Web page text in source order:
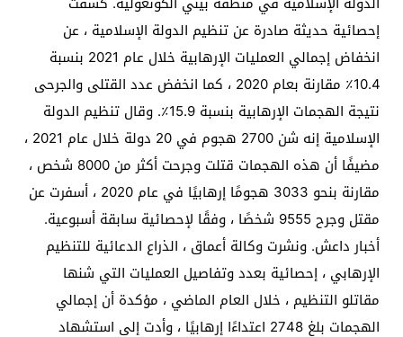
إحصائية حديثة صادرة عن تنظيم الدولة الإسلامية ، عن
انخفاض إجمالي العمليات الإرهابية خلال عام 2021 بنسبة
10.4٪ مقارنة بعام 2020 ، كما انخفض عدد القتلى والجرحى
نتيجة الهجمات الإرهابية بنسبة 15.9٪. وقال تنظيم الدولة
الإسلامية إنه شن 2700 هجوم في 20 دولة خلال عام 2021 ،
مضيفًا أن هذه الهجمات قتلت وجرحت أكثر من 8000 شخص ،
مقارنة بنحو 3033 هجومًا إرهابيًا في عام 2020 ، أسفرت عن
مقتل وجرح 9555 شخصًا ، وفقًا لإحصائية سابقة أسبوعية.
أخبار داعش. ونشرت وكالة أعماق ، الذراع الدعائية للتنظيم
الإرهابي ، إحصائية بعدد وتفاصيل العمليات التي شنها
مقاتلو التنظيم ، خلال العام الماضي ، مؤكدة أن إجمالي
الهجمات بلغ 2748 اعتداءًا إرهابيًا ، وأدت إلى استشهاد